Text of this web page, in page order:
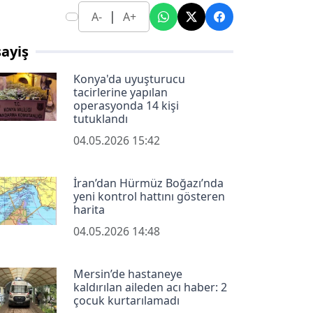
A- | A+
Konya'da uyuşturucu
tacirlerine yapılan
operasyonda 14 kişi
tutuklandı
04.05.2026 15:42
İran’dan Hürmüz Boğazı’nda
yeni kontrol hattını gösteren
harita
04.05.2026 14:48
Mersin’de hastaneye
kaldırılan aileden acı haber: 2
çocuk kurtarılamadı